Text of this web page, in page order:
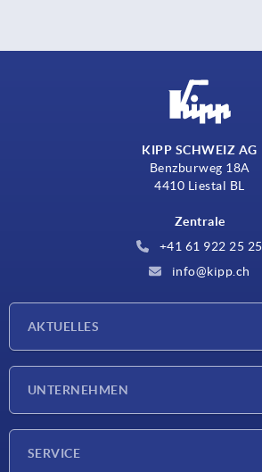
KIPP SCHWEIZ AG
Benzburweg 18A
4410 Liestal BL
Zentrale
+41 61 922 25 25
info@kipp.ch
AKTUELLES
UNTERNEHMEN
SERVICE